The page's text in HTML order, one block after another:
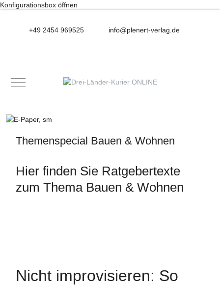
Konfigurationsbox öffnen
+49 2454 969525 info@plenert-verlag.de
Mobile Menu Toggle
Themenspecial Bauen & Wohnen
Hier finden Sie Ratgebertexte
zum Thema Bauen & Wohnen
Nicht improvisieren: So